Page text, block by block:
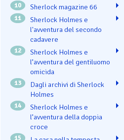
10 Sherlock magazine 66
11
Sherlock Holmes e
l'avventura del secondo
cadavere
12
Sherlock Holmes e
l’avventura del gentiluomo
omicida
13
Dagli archivi di Sherlock
Holmes
14
Sherlock Holmes e
l’avventura della doppia
croce
15